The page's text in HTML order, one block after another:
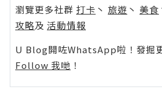
瀏覽更多社群 打卡 丶 旅遊 丶 美食
攻略及 活動情報
U Blog開咗WhatsApp啦！發掘
Follow 我哋 ！